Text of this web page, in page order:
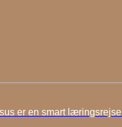
er en smart læringsrejse